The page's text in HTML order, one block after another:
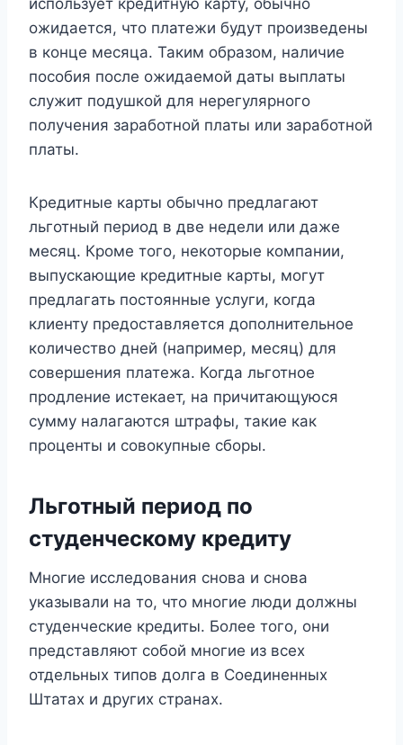
ожидается, что платежи будут произведены
в конце месяца. Таким образом, наличие
пособия после ожидаемой даты выплаты
служит подушкой для нерегулярного
получения заработной платы или заработной
платы.
Кредитные карты обычно предлагают
льготный период в две недели или даже
месяц. Кроме того, некоторые компании,
выпускающие кредитные карты, могут
предлагать постоянные услуги, когда
клиенту предоставляется дополнительное
количество дней (например, месяц) для
совершения платежа. Когда льготное
продление истекает, на причитающуюся
сумму налагаются штрафы, такие как
проценты и совокупные сборы.
Льготный период по
студенческому кредиту
Многие исследования снова и снова
указывали на то, что многие люди должны
студенческие кредиты. Более того, они
представляют собой многие из всех
отдельных типов долга в Соединенных
Штатах и ​​других странах.